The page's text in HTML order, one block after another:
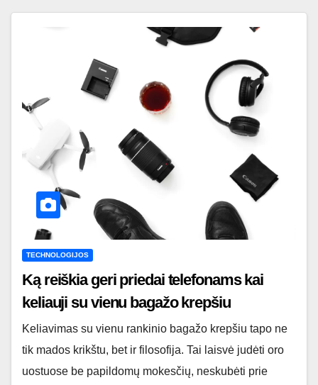
TECHNOLOGIJOS
Ką reiškia geri priedai telefonams kai
keliauji su vienu bagažo krepšiu
Keliavimas su vienu rankinio bagažo krepšiu tapo ne
tik mados krikštu, bet ir filosofija. Tai laisvė judėti oro
uostuose be papildomų mokesčių, neskubėti prie